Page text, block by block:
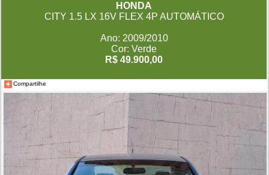
HONDA
CITY 1.5 LX 16V FLEX 4P AUTOMÁTICO
Ano: 2009/2010
Cor: Verde
R$ 49.900,00
Compartilhe